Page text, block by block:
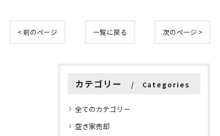
< 前のページ 一覧に戻る 次のページ >
カテゴリー Categories
全てのカテゴリー
空き家売却